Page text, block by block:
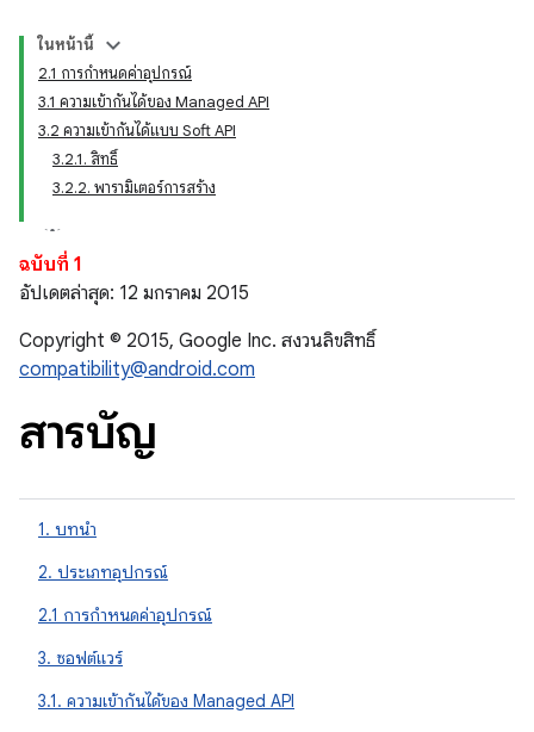
ในหน้านี้
2.1 การกําหนดค่าอุปกรณ์
3.1 ความเข้ากันได้ของ Managed API
3.2 ความเข้ากันได้แบบ Soft API
3.2.1. สิทธิ์
3.2.2. พารามิเตอร์การสร้าง
ฉบับที่ 1
อัปเดตล่าสุด: 12 มกราคม 2015
Copyright © 2015, Google Inc. สงวนลิขสิทธิ์
compatibility@android.com
สารบัญ
1. บทนำ
2. ประเภทอุปกรณ์
2.1 การกําหนดค่าอุปกรณ์
3. ซอฟต์แวร์
3.1. ความเข้ากันได้ของ Managed API